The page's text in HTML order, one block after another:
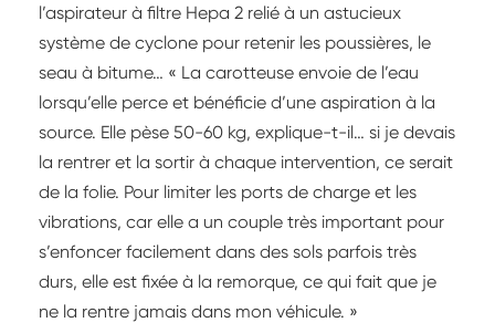
l’aspirateur à filtre Hepa 2 relié à un astucieux
système de cyclone pour retenir les poussières, le
seau à bitume… « La carotteuse envoie de l’eau
lorsqu’elle perce et bénéficie d’une aspiration à la
source. Elle pèse 50-60 kg, explique-t-il… si je devais
la rentrer et la sortir à chaque intervention, ce serait
de la folie. Pour limiter les ports de charge et les
vibrations, car elle a un couple très important pour
s’enfoncer facilement dans des sols parfois très
durs, elle est fixée à la remorque, ce qui fait que je
ne la rentre jamais dans mon véhicule. »